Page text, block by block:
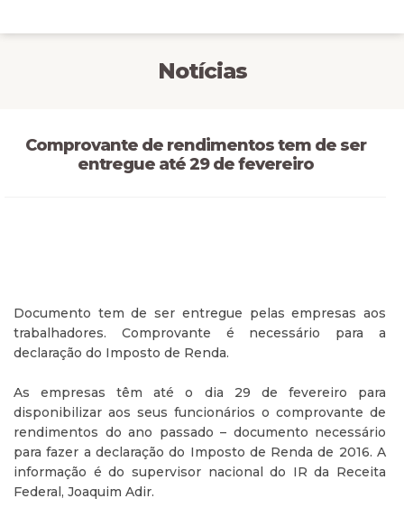
Notícias
Comprovante de rendimentos tem de ser
entregue até 29 de fevereiro
Documento tem de ser entregue pelas empresas aos
trabalhadores. Comprovante é necessário para a
declaração do Imposto de Renda.
As empresas têm até o dia 29 de fevereiro para
disponibilizar aos seus funcionários o comprovante de
rendimentos do ano passado – documento necessário
para fazer a declaração do Imposto de Renda de 2016. A
informação é do supervisor nacional do IR da Receita
Federal, Joaquim Adir.